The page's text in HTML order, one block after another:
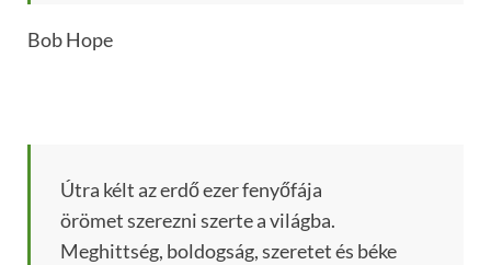
Bob Hope
Útra kélt az erdő ezer fenyőfája
örömet szerezni szerte a világba.
Meghittség, boldogság, szeretet és béke